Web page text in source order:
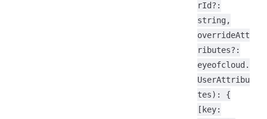
rId?:
string,
overrideAtt
ributes?:
eyeofcloud.
UserAttribu
tes): {
[key: